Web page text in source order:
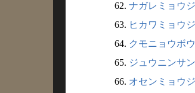
62. ナガレミョウ
63. ヒカワミョウ
64. クモニョウボ
65. ジュウニンサ
66. オセンミョウ